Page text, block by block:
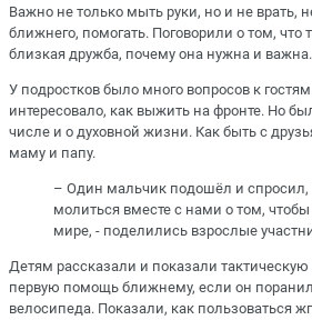
Важно не только мыть руки, но и не врать,
ближнего, помогать. Поговорили о том, что
близкая дружба, почему она нужна и важна.
У подростков было много вопросов к
интересовало, как выжить на фронте. Но
числе и о духовной жизни. Как быть с
маму и папу.
– Один мальчик подошёл и
молиться вместе с нами о том,
мире, - поделились взрослые
Детям рассказали и показали
первую помощь ближнему, если он
велосипеда. Показали, как пользоваться